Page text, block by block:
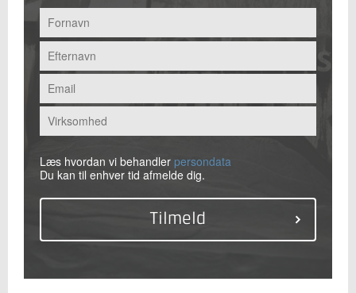
Læs hvordan vi behandler persondata
Du kan til enhver tid afmelde dig.